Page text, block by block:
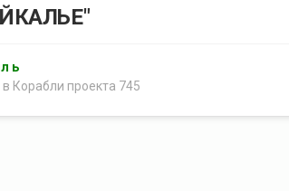
ь
в Корабли проекта 745